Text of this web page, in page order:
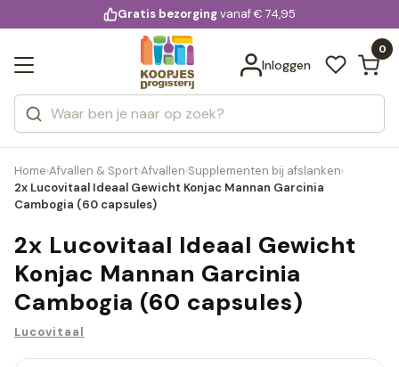
voor 20:00 uur besteld
Gratis bezorgingvanaf € 74,95
Inloggen
0
Zoeken
Categorieën
Merken
Bekijk alle resultaten
Home›Afvallen & Sport›Afvallen›Supplementen bij afslanken›
2x Lucovitaal Ideaal Gewicht Konjac Mannan Garcinia
Cambogia (60 capsules)
2x Lucovitaal Ideaal Gewicht
Konjac Mannan Garcinia
Cambogia (60 capsules)
Lucovitaal